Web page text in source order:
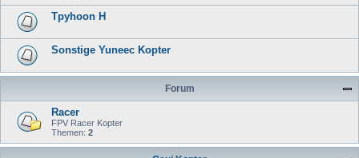
Tpyhoon H
Sonstige Yuneec Kopter
Forum
Racer
FPV Racer Kopter
Themen: 2